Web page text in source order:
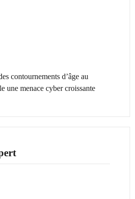
contournements d’âge au
une menace cyber croissante